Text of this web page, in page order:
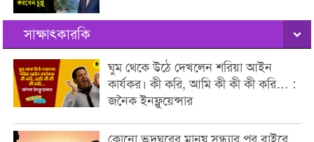
সাক্ষাৎকারকি
ঘুম থেকে উঠে দেখলেন শরিয়া আইন
কার্যকর। কী করি, আমি কী কী কী করি… :
জনৈক ইনফ্লুয়েন্সার